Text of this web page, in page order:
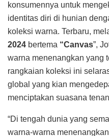
konsumennya untuk
identitas diri di hunian
koleksi warna. Terbaru,
2024 bertema “Canvas”,
warna menenangkan yang
rangkaian koleksi ini
global yang kian
menciptakan suasana
“Di tengah dunia yang
warna-warna